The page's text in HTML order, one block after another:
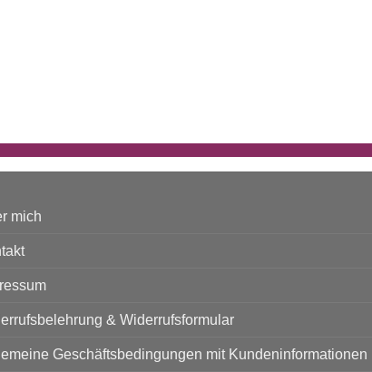
mich
& Widerrufsformular
Geschäftsbedingungen mit Kundeninformationen